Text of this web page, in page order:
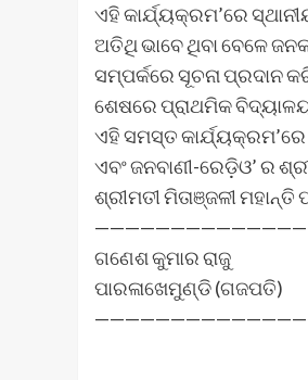
ଏହି କାର୍ଯ୍ୟକ୍ରମ’ରେ
ଅତିଥି ଭାବେ ଥିବା ବେଳେ
ସମ୍ପର୍କରେ ସୂଚନା ପ୍ରଦାନ
ଶେଷରେ ପ୍ରାଥମିକ
ଏହି ସମସ୍ତ କାର୍ଯ୍ୟକ୍ରମ’ରେ
ଏବଂ ଜନବାଣୀ-ରେଡ଼ିଓ’ ର
ଶ୍ରୀମତୀ ମିତାଞ୍ଜଳୀ
ଗଣେଶ କୁମାର ରାଜୁ
ପାରଳାଖେମୁଣ୍ଡି (ଗଜପତି)